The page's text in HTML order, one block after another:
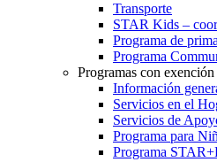
Transporte
STAR Kids –
Programa de
Programa
Programas con exención
Información
Servicios en el
Servicios de
Programa para
Programa